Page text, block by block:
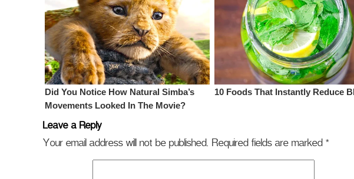
Leave a Reply
Your email address will not be published. Required fields are marked *